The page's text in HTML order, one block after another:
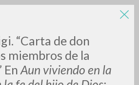
“Carta de don
miembros de la
En Aun viviendo en la
LUIGI